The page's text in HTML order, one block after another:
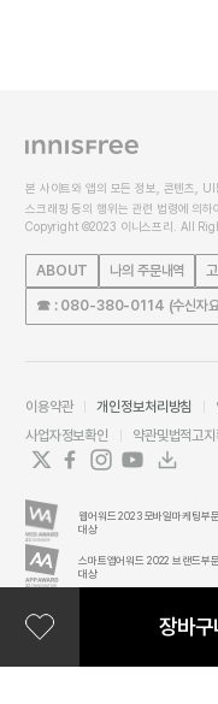
장바구
본 사이트와 앱의 모든 정보, 콘텐츠,
스크래핑 등의 행위는 관련 법령에 의하
Copyright ©2023 이니스프리. All
ABOUT 나의 주문내역
☎ : 080-380-0114 (수신자요
이용약관 개인정보처리방침
사업자정보확인
약관및법적고지
웹어워드 2023 모바일마케팅부
대상
스마트앱어워드 2022 브랜드부
대상